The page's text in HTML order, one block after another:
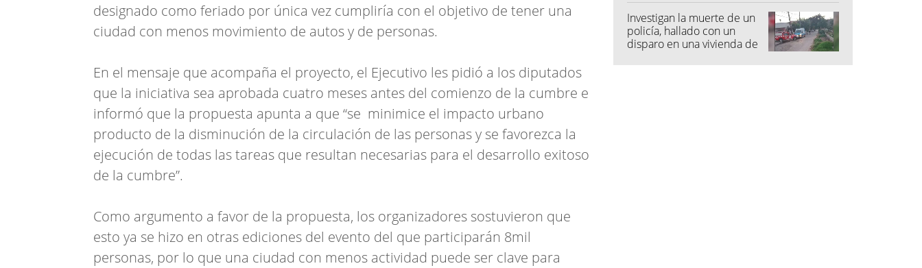
designado como feriado por única vez cumpliría con el objetivo de tener una
ciudad con menos movimiento de autos y de personas.
En el mensaje que acompaña el proyecto, el Ejecutivo les pidió a los diputados
que la iniciativa sea aprobada cuatro meses antes del comienzo de la cumbre e
informó que la propuesta apunta a que “se minimice el impacto urbano
producto de la disminución de la circulación de las personas y se favorezca la
ejecución de todas las tareas que resultan necesarias para el desarrollo exitoso
de la cumbre”.
Como argumento a favor de la propuesta, los organizadores sostuvieron que
esto ya se hizo en otras ediciones del evento del que participarán 8mil
personas, por lo que una ciudad con menos actividad puede ser clave para
Investigan la muerte de un
policía, hallado con un
disparo en una vivienda de